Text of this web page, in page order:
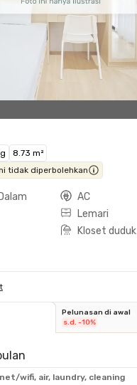
8.73 m²
tidak diperbolehkan
AC
Lemari
Kloset duduk
Pelunasan di awal
s.d. -10%
wifi, air, laundry, cleaning